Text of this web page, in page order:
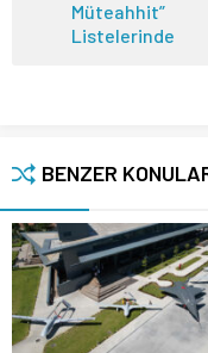
Müteahhit”
Listelerinde
BENZER